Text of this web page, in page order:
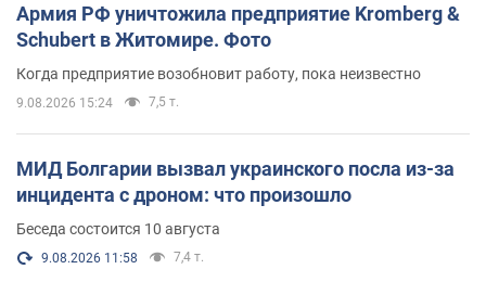
Армия РФ уничтожила предприятие Kromberg &
Schubert в Житомире. Фото
Когда предприятие возобновит работу, пока неизвестно
9.08.2026 15:24 7,5 т.
МИД Болгарии вызвал украинского посла из-за
инцидента с дроном: что произошло
Беседа состоится 10 августа
9.08.2026 11:58 7,4 т.